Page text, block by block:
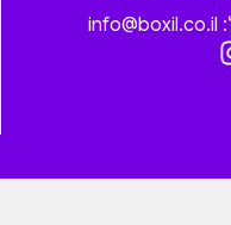
info@boxil.co.il